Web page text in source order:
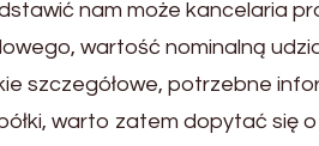
nam może kancelaria
wartość nominalną
szczegółowe, potrzebne
warto zatem dopytać się